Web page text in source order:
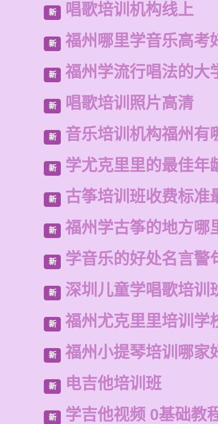
新 唱歌培训机构线上
新 福州哪里学音乐高考
新 福州学流行唱法的大
新 唱歌培训照片高清
新 音乐培训机构福州有
新 学尤克里里的最佳年
新 古筝培训班收费标准
新 福州学古筝的地方哪
新 学音乐的好处名言警
新 深圳儿童学唱歌培训
新 福州尤克里里培训学
新 福州小提琴培训哪家
新 电吉他培训班
新 学吉他视频 0基础教